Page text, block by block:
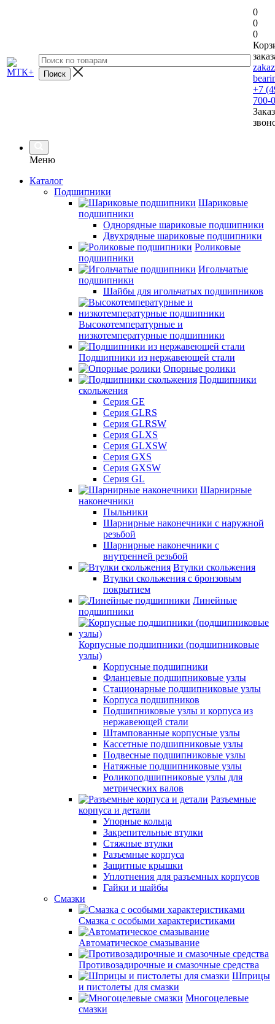
0
0
0
+7
700-
Меню
Каталог
Подшипники
Шариковые
подшипники
Однорядные шариковые подшипники
Двухрядные шариковые подшипники
Роликовые
подшипники
Игольчатые
подшипники
Шайбы для игольчатых подшипников
Высокотемпературные и
низкотемпературные подшипники
Подшипники из нержавеющей стали
Опорные ролики
Подшипники
скольжения
Серия GE
Серия GLRS
Серия GLRSW
Серия GLXS
Серия GLXSW
Серия GXS
Серия GXSW
Серия GL
Шарнирные
наконечники
Пыльники
Шарнирные наконечники с наружной
резьбой
Шарнирные наконечники с
внутренней резьбой
Втулки скольжения
Втулки скольжения с бронзовым
покрытием
Линейные
подшипники
Корпусные подшипники (подшипниковые
узлы)
Корпусные подшипники
Фланцевые подшипниковые узлы
Стационарные подшипниковые узлы
Корпуса подшипников
Подшипниковые узлы и корпуса из
нержавеющей стали
Штампованные корпусные узлы
Кассетные подшипниковые узлы
Подвесные подшипниковые узлы
Натяжные подшипниковые узлы
Роликоподшипниковые узлы для
метрических валов
Разъемные
корпуса и детали
Упорные кольца
Закрепительные втулки
Стяжные втулки
Разъемные корпуса
Защитные крышки
Уплотнения для разъемных корпусов
Гайки и шайбы
Смазки
Смазка с особыми характеристиками
Автоматическое смазывание
Противозадирочные и смазочные средства
Шприцы
и пистолеты для смазки
Многоцелевые
смазки